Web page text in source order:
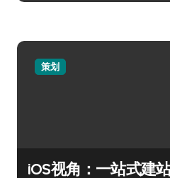
策划
iOS视角：一站式建